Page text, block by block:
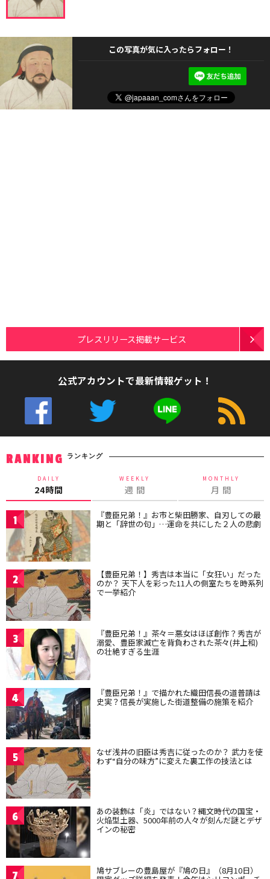
この写真が気に入ったらフォロー！
プレスリリース掲載サービス
公式アカウントで最新情報ゲット！
RANKING ランキング
DAILY
24時間
WEEKLY
週 間
MONTHLY
月 間
1 『豊臣兄弟！』お市と柴田勝家、自刃しての最
期と「辞世の句」…運命を共にした２人の悲劇
2 【豊臣兄弟！】秀吉は本当に「女狂い」だった
のか？ 天下人を彩った11人の側室たちを時系列
で一挙紹介
3 『豊臣兄弟！』茶々＝悪女はほぼ創作？秀吉が
溺愛、豊臣家滅亡を背負わされた茶々(井上和)
の壮絶すぎる生涯
4 『豊臣兄弟！』で描かれた織田信長の道普請は
史実？信長が実施した街道整備の施策を紹介
5 なぜ浅井の旧臣は秀吉に従ったのか？ 武力を使
わず“自分の味方”に変えた裏工作の技法とは
6 あの装飾は「炎」ではない？縄文時代の国宝・
火焔型土器、5000年前の人々が刻んだ謎とデザ
インの秘密
7 鳩サブレーの豊島屋が『鳩の日』（8月10日）